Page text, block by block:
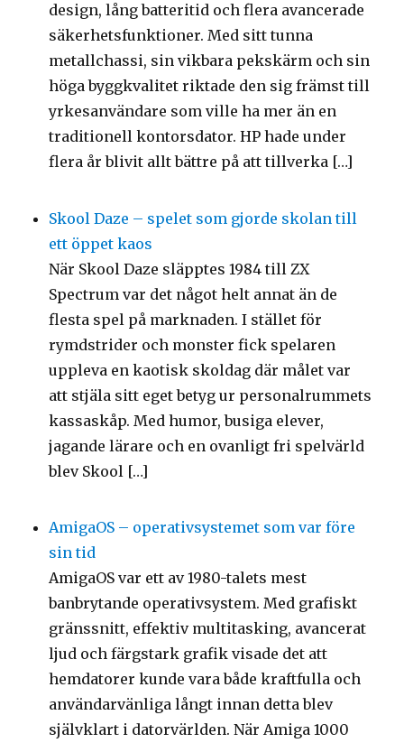
design, lång batteritid och flera avancerade
säkerhetsfunktioner. Med sitt tunna
metallchassi, sin vikbara pekskärm och sin
höga byggkvalitet riktade den sig främst till
yrkesanvändare som ville ha mer än en
traditionell kontorsdator. HP hade under
flera år blivit allt bättre på att tillverka […]
Skool Daze – spelet som gjorde skolan till
ett öppet kaos
När Skool Daze släpptes 1984 till ZX
Spectrum var det något helt annat än de
flesta spel på marknaden. I stället för
rymdstrider och monster fick spelaren
uppleva en kaotisk skoldag där målet var
att stjäla sitt eget betyg ur personalrummets
kassaskåp. Med humor, busiga elever,
jagande lärare och en ovanligt fri spelvärld
blev Skool […]
AmigaOS – operativsystemet som var före
sin tid
AmigaOS var ett av 1980-talets mest
banbrytande operativsystem. Med grafiskt
gränssnitt, effektiv multitasking, avancerat
ljud och färgstark grafik visade det att
hemdatorer kunde vara både kraftfulla och
användarvänliga långt innan detta blev
självklart i datorvärlden. När Amiga 1000